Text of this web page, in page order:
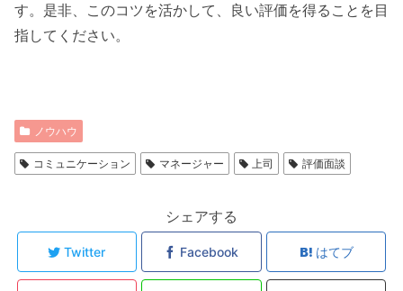
す。是非、このコツを活かして、良い評価を得ることを目
指してください。
ノウハウ
コミュニケーション マネージャー 上司 評価面談
シェアする
Twitter Facebook はてブ